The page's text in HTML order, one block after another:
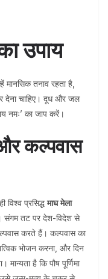
उपाय
मानसिक तनाव रहता है,
चाहिए। दूध और जल
नमः’ का जाप करें।
कल्पवास
विश्व प्रसिद्धमाघ मेला
संगम तट पर देश-विदेश से
करते हैं। कल्पवास का
भोजन करना, और दिन
है कि पौष पूर्णिमा